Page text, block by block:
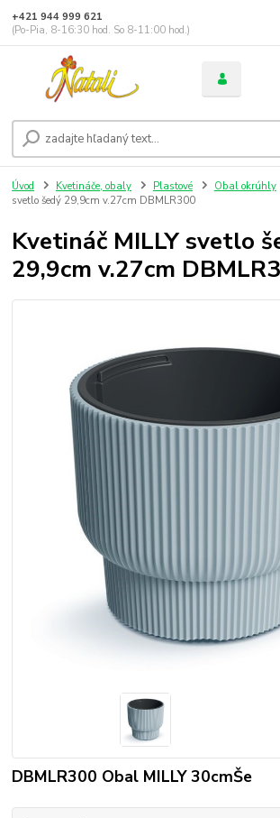
+421 944 999 621
(Po-Pia, 8-16:30 hod. So 8-11:00 hod.)
Úvod Kvetináče, obaly Plastové Obal okrúhly
svetlo šedý 29,9cm v.27cm DBMLR300
Kvetináč MILLY svetlo
29,9cm v.27cm
DBMLR300 Obal MILLY 30cmŠe